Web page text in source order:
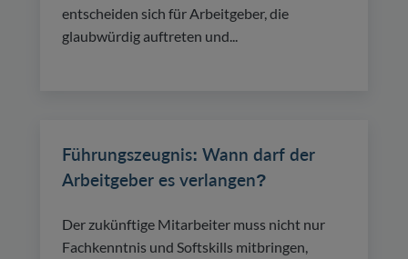
entscheiden sich für Arbeitgeber, die
glaubwürdig auftreten und...
Führungszeugnis: Wann darf der
Arbeitgeber es verlangen?
Der zukünftige Mitarbeiter muss nicht nur
Fachkenntnis und Softskills mitbringen,